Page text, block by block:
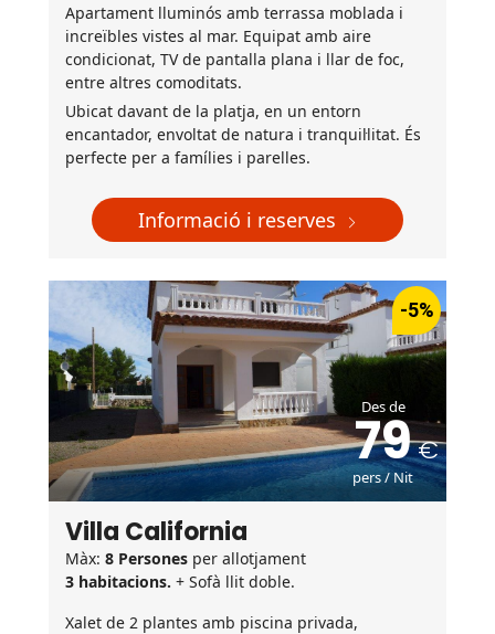
Apartament lluminós amb terrassa moblada i
increïbles vistes al mar. Equipat amb aire
condicionat, TV de pantalla plana i llar de foc,
entre altres comoditats.
Ubicat davant de la platja, en un entorn
encantador, envoltat de natura i tranquil·litat. És
perfecte per a famílies i parelles.
Informació i reserves
-5%
Des de
79
pers / Nit
Villa California
Màx: 8 Persones per allotjament
3 habitacions. + Sofà llit doble.
Xalet de 2 plantes amb piscina privada,